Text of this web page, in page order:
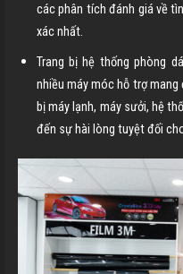
các phân tích đánh giá về
xác nhất.
Trang bị hệ thống phòng
nhiều máy móc hỗ trợ
bị máy lạnh, máy sưởi, hệ
đến sự hài lòng tuyệt đối